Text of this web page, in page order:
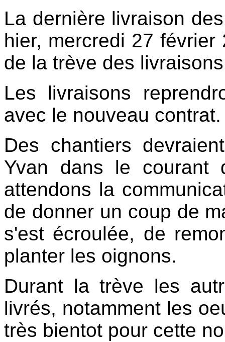
La dernière livraison
hier, mercredi 27
de la trève des
Les livraisons
avec le nouveau contrat.
Des chantiers
Yvan dans le courant
attendons la
de donner un coup de
s'est écroulée, de
planter les oignons.
Durant la trève les
livrés, notamment les
très bientot pour cette